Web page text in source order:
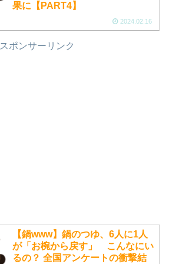
果に【PART4】
2024.02.16
スポンサーリンク
【鍋www】鍋のつゆ、6人に1人
が「お椀から戻す」 こんなにい
るの？ 全国アンケートの衝撃結